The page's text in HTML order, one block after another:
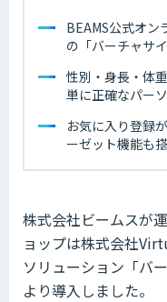
BEAMS公式オン
の「バーチャサ
性別・身長・体
単に正確なパー
お気に入り登録
ーゼット機能も
株式会社ビームスが
ョップは株式会社
ソリューション「バ
より導入しました。